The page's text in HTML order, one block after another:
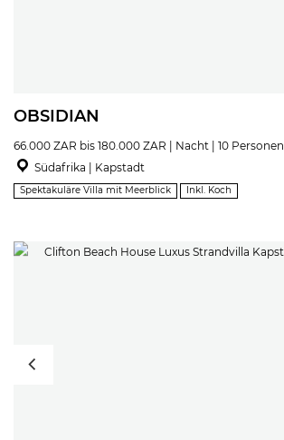
OBSIDIAN
66.000 ZAR bis 180.000 ZAR | Nacht | 10 Personen
Südafrika | Kapstadt
Spektakuläre Villa mit Meerblick Inkl. Koch